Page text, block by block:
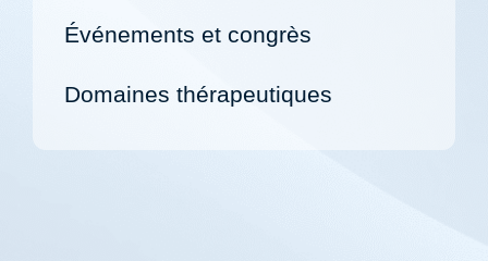
Événements et congrès
Domaines thérapeutiques